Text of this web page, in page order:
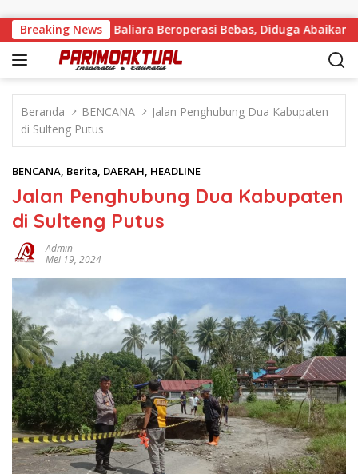
Breaking News
Sirtu di Baliara Beroperasi Bebas, Diduga Abaikan Sanksi
Beranda BENCANA
Jalan Penghubung Dua Kabupaten
di Sulteng Putus
BENCANA, Berita, DAERAH, HEADLINE
Jalan Penghubung Dua Kabupaten
di Sulteng Putus
Admin
Mei 19, 2024